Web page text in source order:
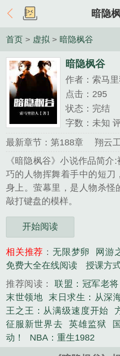
暗隐
首页 > 虚拟 > 暗隐枫谷
暗隐枫谷
作者：索马里
点击：295
状态：完结
字数：未知
最新章节：第188章 翔云
《暗隐枫谷》小说作品简
巧的人物挥舞着手中的短刀
身上。萤幕里，是人物杀怪
敲打键盘的模样。
开始阅读
相关推荐 ： 无限梦卵 网游
免费大全在线阅读
授课方
推荐阅读： 联盟：冠军老将
末世领地
末日求生：从深
王之王：从满级速度开始
征服新世界去
英雄监狱
动！
NBA：重生1982